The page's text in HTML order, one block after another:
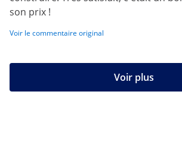
son prix !
Voir le commentaire original
Voir plus